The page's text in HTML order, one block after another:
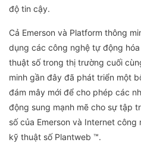
độ tin cậy.
Cả Emerson và Platform thông
dụng các công nghệ tự động
thuật số trong thị trường cuối
minh gần đây đã phát triển một
đám mây mới để cho phép các
động sung mạnh mẽ cho sự tập
số của Emerson và Internet
kỹ thuật số Plantweb ™.